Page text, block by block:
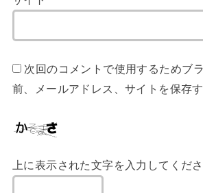
次回のコメントで使用するためブ
前、メールアドレス、サイトを保存す
上に表示された文字を入力してくださ